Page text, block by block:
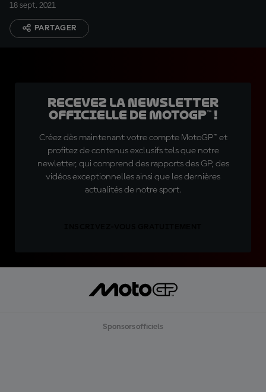
18 sept. 2021
PARTAGER
Recevez la Newsletter
officielle de MotoGP™ !
Créez dès maintenant votre compte MotoGP™ et
profitez de contenus exclusifs tels que notre
newletter, qui comprend des rapports des GP, des
vidéos exceptionnelles ainsi que les dernières
actualités de notre sport.
Sponsors officiels